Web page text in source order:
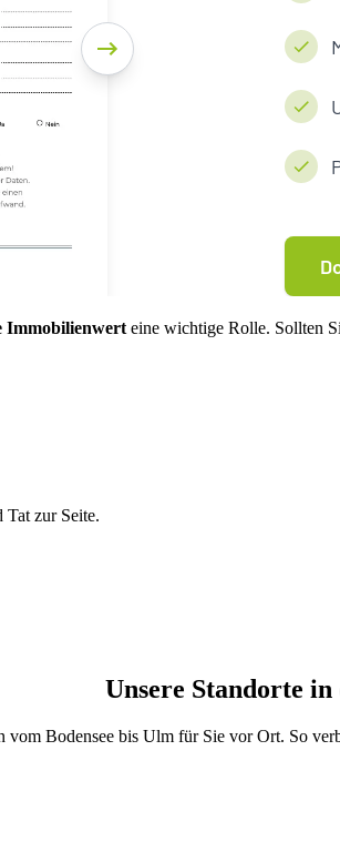
Immobilienwert eine wichtige Rolle. Sollten
zur Seite.
Unsere Standorte in
vom Bodensee bis Ulm für Sie vor Ort. So